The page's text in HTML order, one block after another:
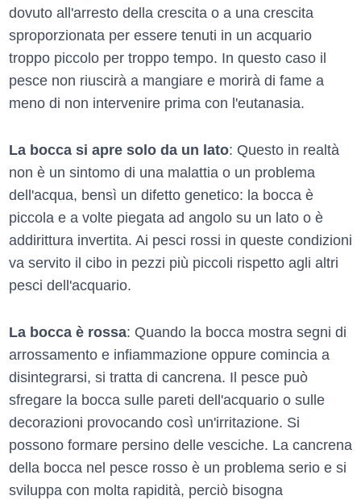
dovuto all'arresto della crescita o a una crescita
sproporzionata per essere tenuti in un acquario
troppo piccolo per troppo tempo. In questo caso il
pesce non riuscirà a mangiare e morirà di fame a
meno di non intervenire prima con l'eutanasia.
La bocca si apre solo da un lato: Questo in realtà
non è un sintomo di una malattia o un problema
dell'acqua, bensì un difetto genetico: la bocca è
piccola e a volte piegata ad angolo su un lato o è
addirittura invertita. Ai pesci rossi in queste condizioni
va servito il cibo in pezzi più piccoli rispetto agli altri
pesci dell'acquario.
La bocca è rossa: Quando la bocca mostra segni di
arrossamento e infiammazione oppure comincia a
disintegrarsi, si tratta di cancrena. Il pesce può
sfregare la bocca sulle pareti dell'acquario o sulle
decorazioni provocando così un'irritazione. Si
possono formare persino delle vesciche. La cancrena
della bocca nel pesce rosso è un problema serio e si
sviluppa con molta rapidità, perciò bisogna